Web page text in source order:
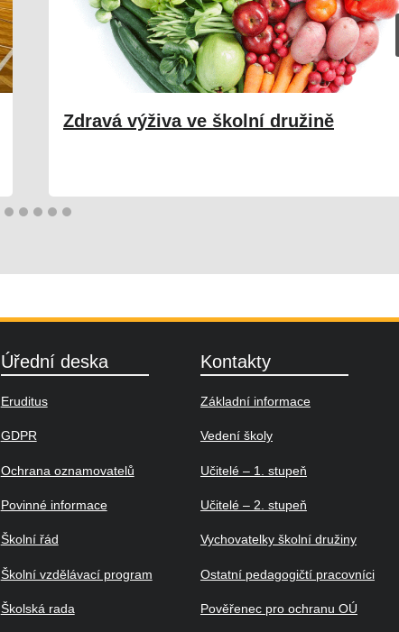
Zdravá výživa ve školní družině
Úřední deska
Eruditus
GDPR
Ochrana oznamovatelů
Povinné informace
Školní řád
Školní vzdělávací program
Školská rada
Kontakty
Základní informace
Vedení školy
Učitelé – 1. stupeň
Učitelé – 2. stupeň
Vychovatelky školní družiny
Ostatní pedagogičtí pracovníci
Pověřenec pro ochranu OÚ